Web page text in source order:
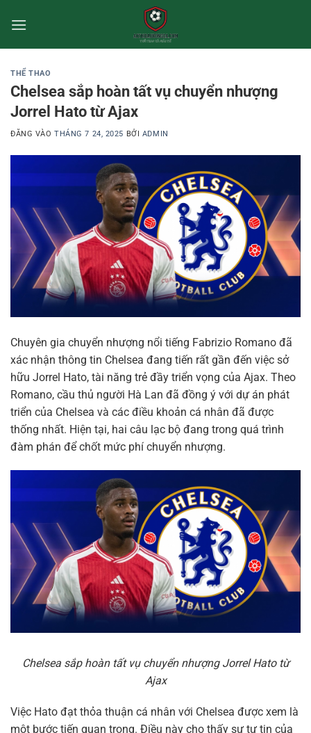
qua
THỂ THAO
Chelsea sắp hoàn tất vụ chuyển nhượng
Jorrel Hato từ Ajax
ĐĂNG VÀOTHÁNG 7 24, 2025 BỞI ADMIN
Chuyên gia chuyển nhượng nổi tiếng Fabrizio Romano đã
xác nhận thông tin Chelsea đang tiến rất gần đến việc sở
hữu Jorrel Hato, tài năng trẻ đầy triển vọng của Ajax. Theo
Romano, cầu thủ người Hà Lan đã đồng ý với dự án phát
triển của Chelsea và các điều khoản cá nhân đã được
thống nhất. Hiện tại, hai câu lạc bộ đang trong quá trình
đàm phán để chốt mức phí chuyển nhượng.
Chelsea sắp hoàn tất vụ chuyển nhượng Jorrel Hato từ
Ajax
Việc Hato đạt thỏa thuận cá nhân với Chelsea được xem là
một bước tiến quan trọng. Điều này cho thấy sự tự tin của